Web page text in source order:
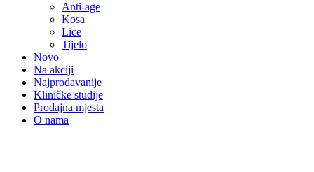
Anti-age
Kosa
Lice
Tijelo
Novo
Na akciji
Najprodavanije
Kliničke studije
Prodajna mjesta
O nama